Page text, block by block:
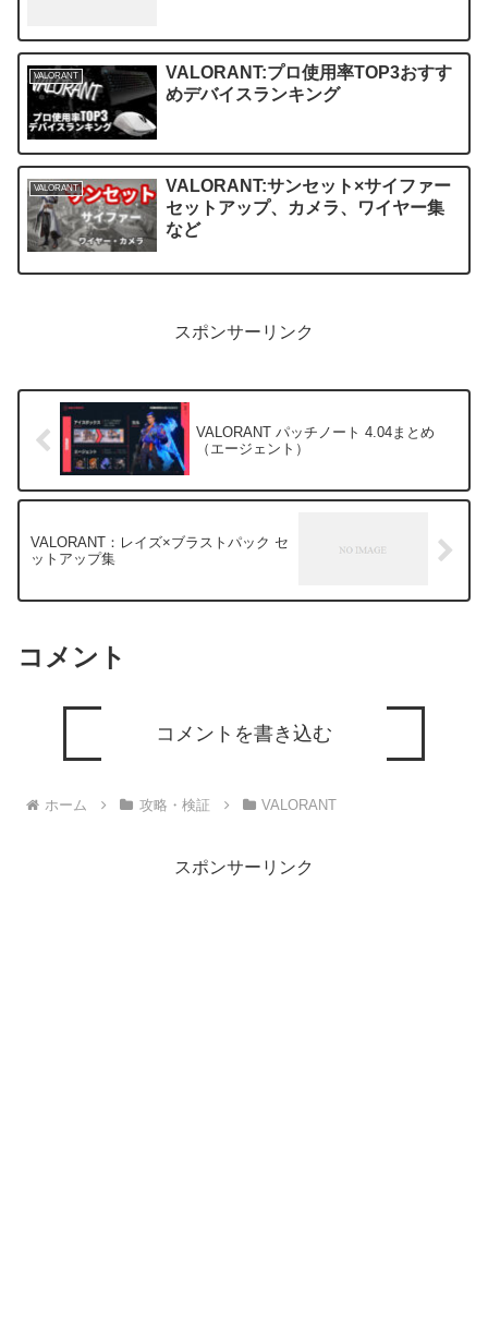
VALORANT
VALORANT:プロ使用率TOP3おすす
めデバイスランキング
VALORANT
VALORANT:サンセット×サイファー
セットアップ、カメラ、ワイヤー集
など
スポンサーリンク
VALORANT パッチノート 4.04まとめ
（エージェント）
VALORANT：レイズ×ブラストパック セ
ットアップ集
コメント
コメントを書き込む
ホーム 攻略・検証 VALORANT
スポンサーリンク